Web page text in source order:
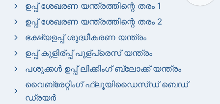
ഉപ്പ് ശേഖരണ യന്ത്രത്തിന്റെ തരം 1
ഉപ്പ് ശേഖരണ യന്ത്രത്തിന്റെ തരം 2
ഭക്ഷ്യഉപ്പ് ശുദ്ധീകരണ യന്ത്രം
ഉപ്പ് കുളിര്പ്പ് പൂള്പ്രെസ് യന്ത്രം
പശുക്കൾ ഉപ്പ് ലിക്കിംഗ് ബ്ലോക്ക് യന്ത്രം
വൈബ്രേറ്റിംഗ് ഫ്ലൂയിഡൈസ്ഡ് ബെഡ്
ഡ്രയർ